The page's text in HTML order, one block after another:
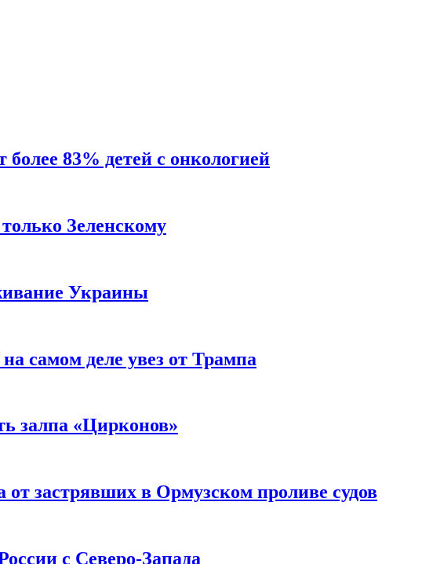
83% детей с онкологией
Зеленскому
Украины
самом деле увез от Трампа
залпа «Цирконов»
от застрявших в Ормузском проливе судов
с Северо-Запада